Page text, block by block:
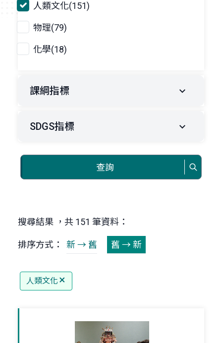
人類文化(151)
物理(79)
化學(18)
課綱指標
SDGS指標
查詢
搜尋結果 ，共 151 筆資料：
排序方式： 新 → 舊 舊 → 新
人類文化